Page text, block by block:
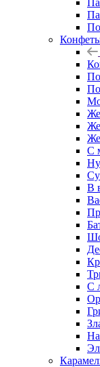
С
В
С